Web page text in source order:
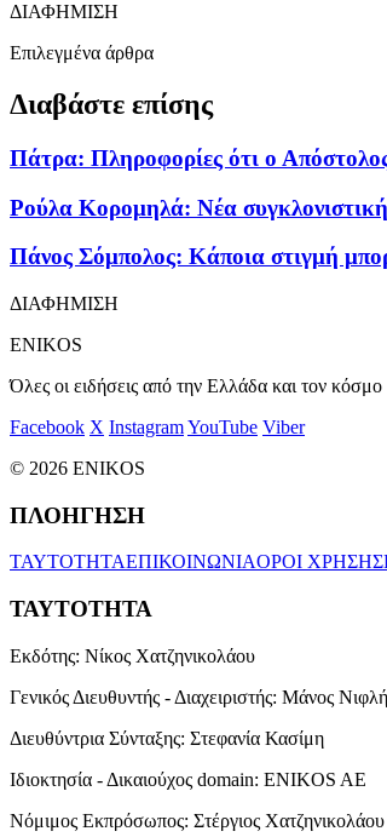
ΔΙΑΦΗΜΙΣΗ
Επιλεγμένα άρθρα
Διαβάστε επίσης
Πάτρα: Πληροφορίες ότι ο
Ρούλα Κορομηλά: Νέα
Πάνος Σόμπολος: Κάποια στιγμή
ΔΙΑΦΗΜΙΣΗ
ENIKOS
Όλες οι ειδήσεις από την Ελλάδα και τον
Facebook X InstagramYouTube Viber
© 2026 ENIKOS
ΠΛΟΗΓΗΣΗ
ΤΑΥΤΟΤΗΤΑΕΠΙΚΟΙΝΩΝΙΑΟΡΟΙ ΧΡΗΣΗΣ
ΤΑΥΤΟΤΗΤΑ
Εκδότης: Νίκος Χατζηνικολάου
Γενικός Διευθυντής - Διαχειριστής: Μάνος
Διευθύντρια Σύνταξης: Στεφανία Κασίμη
Ιδιοκτησία - Δικαιούχος domain: ENIKOS AE
Νόμιμος Εκπρόσωπος: Στέργιος Χατζηνικολάου